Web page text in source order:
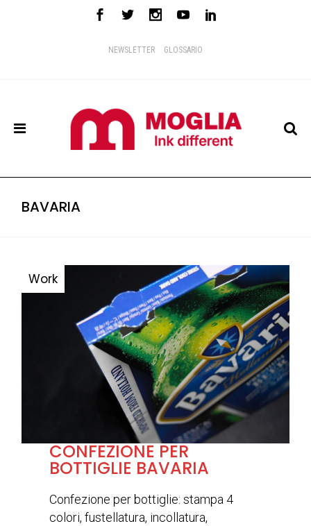
NEWSLETTER GLOSSARIO
BAVARIA
CONFEZIONE PER
BOTTIGLIE BAVARIA
Confezione per bottiglie: stampa 4
colori, fustellatura, incollatura,